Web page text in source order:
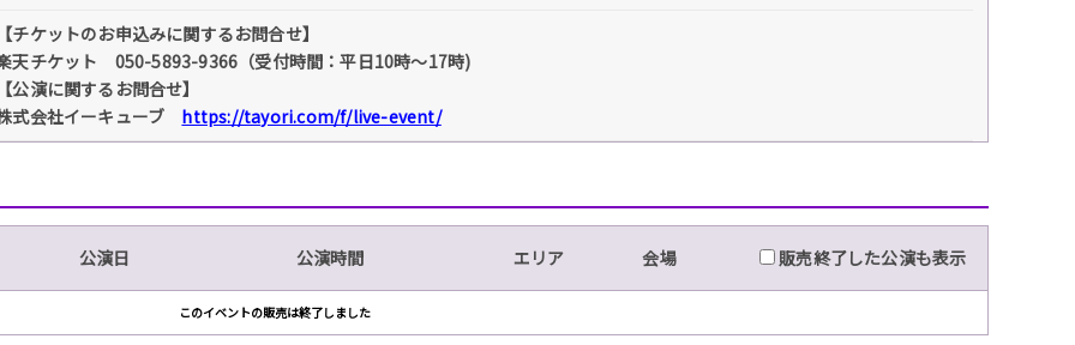
チケットのお申込みに関するお問合せ】
天チケット 050-5893-9366（受付時間：平日10時～17時)
公演に関するお問合せ】
式会社イーキューブ https://tayori.com/f/live-event/
公演日 公演時間 エリア 会場 販売終了した公演も表示
このイベントの販売は終了しました